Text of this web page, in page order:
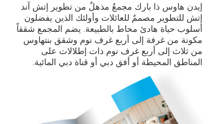
إيدن هاوس ذا بارك مجمعٌ مذهلٌ من تطوير إتش آند
إتش للتطوير مصممٌ للعائلات وأولئك الذين يفضلون
أسلوب حياة هادئ محاط بالطبيعة. يضم المجمع شققاً
مكونة من غرفة إلى أربع غرف نوم وشقق بنتهاوس
من ثلاث إلى أربع غرف نوم ذات إطلالات على
المناطق المحيطة أو أفق دبي أو قناة دبي المائية.